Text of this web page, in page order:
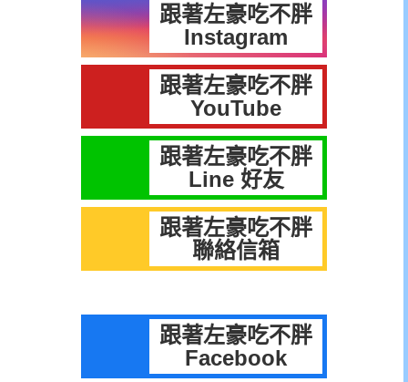
跟著左豪吃不胖
Instagram
跟著左豪吃不胖
YouTube
跟著左豪吃不胖
Line 好友
跟著左豪吃不胖
聯絡信箱
跟著左豪吃不胖
Facebook